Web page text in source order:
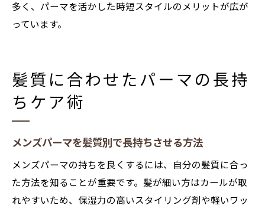
多く、パーマを活かした時短スタイルのメリットが広が
っています。
髪質に合わせたパーマの長持
ちケア術
メンズパーマを髪質別で長持ちさせる方法
メンズパーマの持ちを良くするには、自分の髪質に合っ
た方法を知ることが重要です。髪が細い方はカールが取
れやすいため、保湿力の高いスタイリング剤や軽いワッ